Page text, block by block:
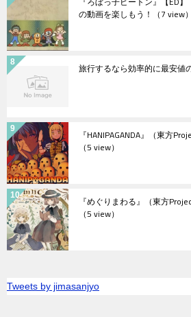
の動画を楽しもう！ （7 view）
旅行するなら効率的に最安値
『HANIPAGANDA』（東方
（5 view）
『めぐりまわる』（東方
（5 view）
Tweets by jimasanjyo